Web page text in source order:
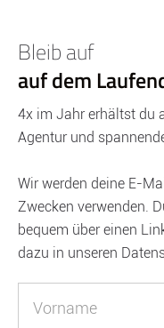
Bleib auf
auf dem
4x im Jahr erhältst du
Agentur und
Wir werden deine E-
Zwecken verwenden.
bequem über einen
dazu in unseren